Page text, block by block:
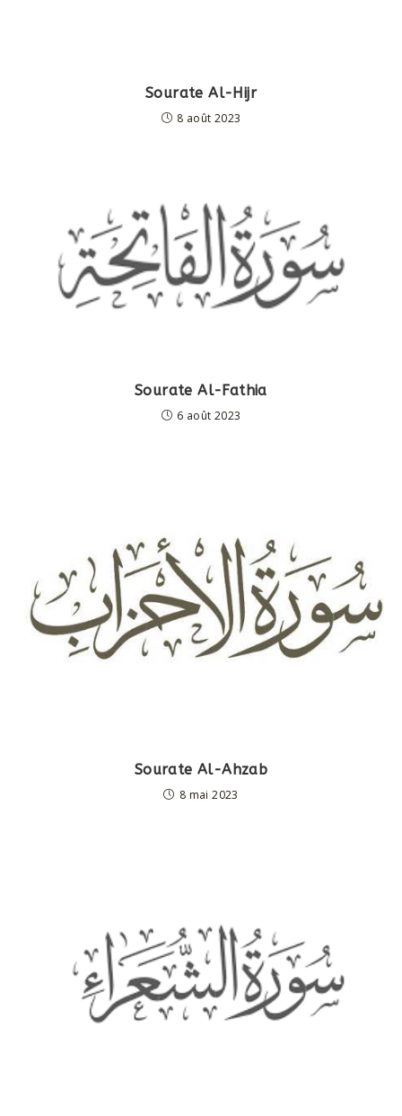
Sourate Al-Hijr
8 août 2023
Sourate Al-Fathia
6 août 2023
Sourate Al-Ahzab
8 mai 2023